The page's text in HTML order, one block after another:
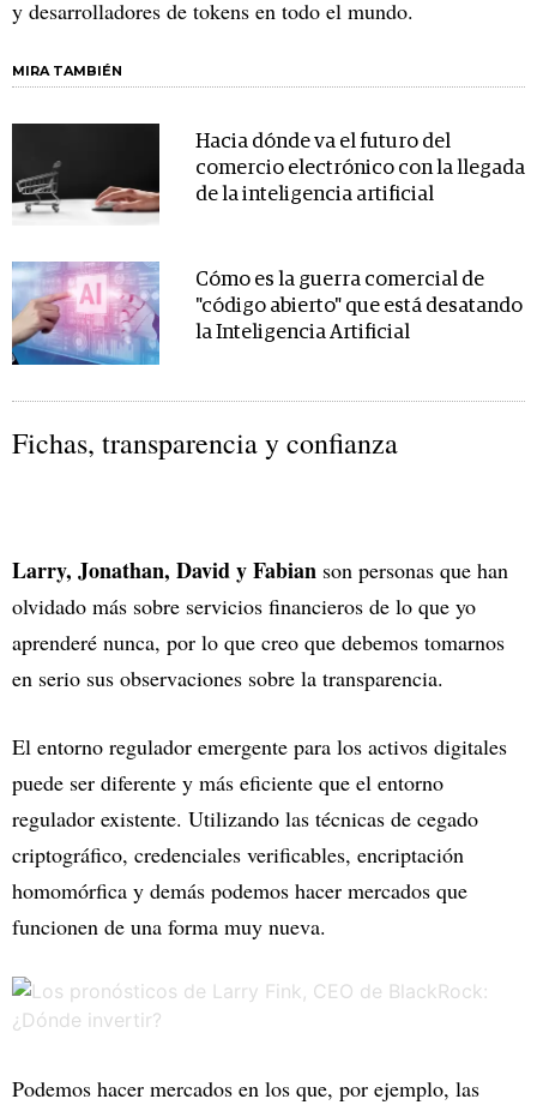
y desarrolladores de tokens en todo el mundo.
MIRA TAMBIÉN
Hacia dónde va el futuro del
comercio electrónico con la llegada
de la inteligencia artificial
Cómo es la guerra comercial de
"código abierto" que está desatando
la Inteligencia Artificial
Fichas, transparencia y confianza
Larry, Jonathan, David y Fabian son personas que han
olvidado más sobre servicios financieros de lo que yo
aprenderé nunca, por lo que creo que debemos tomarnos
en serio sus observaciones sobre la transparencia.
El entorno regulador emergente para los activos digitales
puede ser diferente y más eficiente que el entorno
regulador existente. Utilizando las técnicas de cegado
criptográfico, credenciales verificables, encriptación
homomórfica y demás podemos hacer mercados que
funcionen de una forma muy nueva.
Podemos hacer mercados en los que, por ejemplo, las